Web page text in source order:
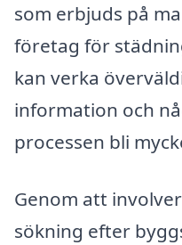
som erbjuds på
företag för
kan verka
information och
processen bli
Genom att
sökning efter